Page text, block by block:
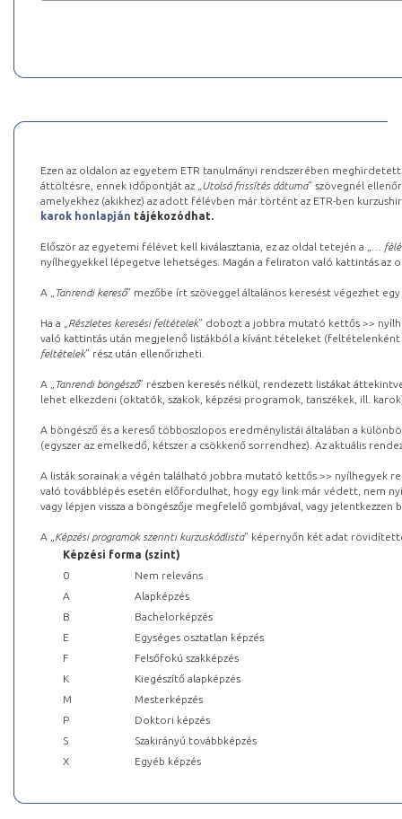
Ezen az oldalon az egyetem ETR tanulmányi rendszerében
áttöltésre, ennek időpontját az „ Utolsó frissítés dátuma” szövegnél
amelyekhez (akikhez) az adott félévben már történt az ETR-ben
karok honlapján tájékozódhat.
Először az egyetemi félévet kell kiválasztania, ez az oldal tetején a „
…
nyílhegyekkel lépegetve lehetséges. Magán a feliraton való kattintás az
A „ Tanrendi kereső” mezőbe írt szöveggel általános keresést végezhet
Ha a „ Részletes keresési feltételek” dobozt a jobbra mutató kettős >>
való kattintás után megjelenő listákból a kívánt tételeket (feltételenként
feltételek” rész után ellenőrizheti.
A „ Tanrendi böngésző” részben keresés nélkül, rendezett listákat
lehet elkezdeni (oktatók, szakok, képzési programok, tanszékek, ill.
A böngésző és a kereső többoszlopos eredménylistái általában a
(egyszer az emelkedő, kétszer a csökkenő sorrendhez). Az aktuális
A listák sorainak a végén található jobbra mutató kettős >> nyílhegyek
való továbblépés esetén előfordulhat, hogy egy link már védett, nem
vagy lépjen vissza a böngészője megfelelő gombjával, vagy
A „ Képzési programok szerinti kurzuskódlista” képernyőn két adat
Képzési forma (szint)
0
Nem releváns
A
Alapképzés
B
Bachelorképzés
E
Egységes osztatlan képzés
F
Felsőfokú szakképzés
K
Kiegészítő alapképzés
M
Mesterképzés
P
Doktori képzés
S
Szakirányú továbbképzés
X
Egyéb képzés